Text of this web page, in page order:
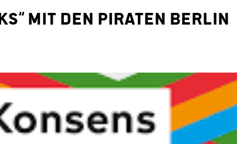
mit den PIRATEN Berlin